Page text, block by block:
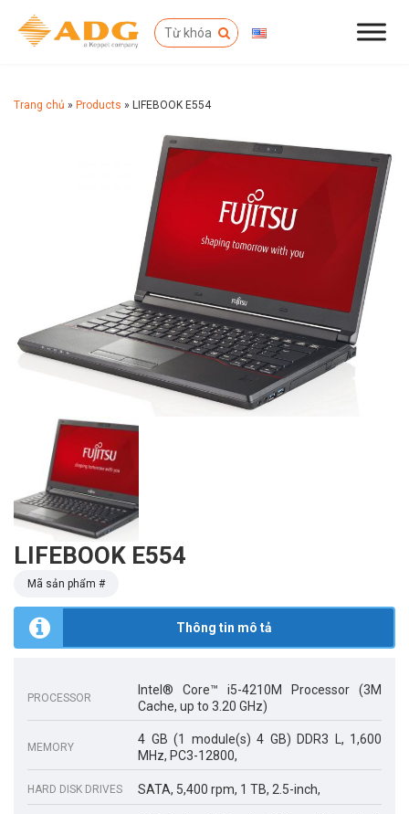
Trang chủ » Products » LIFEBOOK E554
LIFEBOOK E554
Mã sản phẩm #
Thông tin mô tả
PROCESSOR
Intel® Core™ i5-4210M Processor (3M
Cache, up to 3.20 GHz)
MEMORY
4 GB (1 module(s) 4 GB) DDR3 L, 1,600
MHz, PC3-12800,
HARD DISK DRIVES SATA, 5,400 rpm, 1 TB, 2.5-inch,